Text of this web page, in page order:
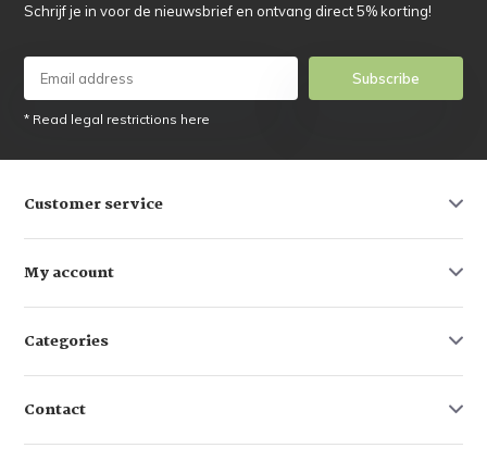
Schrijf je in voor de nieuwsbrief en ontvang direct 5% korting!
Subscribe
* Read legal restrictions here
Customer service
My account
Categories
Contact